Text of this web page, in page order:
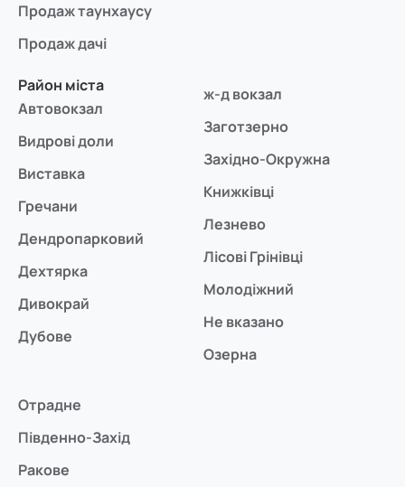
Продаж таунхаусу
Продаж дачі
Район міста
Автовокзал
Видрові доли
Виставка
Гречани
Дендропарковий
Дехтярка
Дивокрай
Дубове
ж-д вокзал
Заготзерно
Західно-Окружна
Книжківці
Лезнево
Лісові Грінівці
Молодіжний
Не вказано
Озерна
Отрадне
Південно-Захід
Ракове